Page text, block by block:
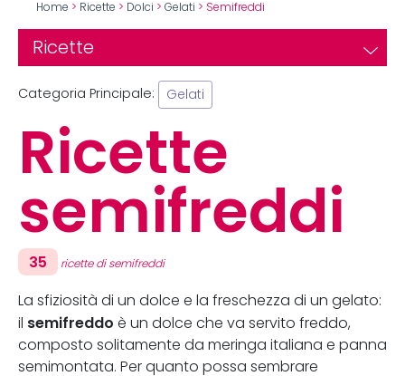
Home > Ricette > Dolci > Gelati > Semifreddi
Ricette
Categoria Principale: Gelati
Ricette
semifreddi
35 ricette di semifreddi
La sfiziosità di un dolce e la freschezza di un gelato:
il semifreddo è un dolce che va servito freddo,
composto solitamente da meringa italiana e panna
semimontata. Per quanto possa sembrare